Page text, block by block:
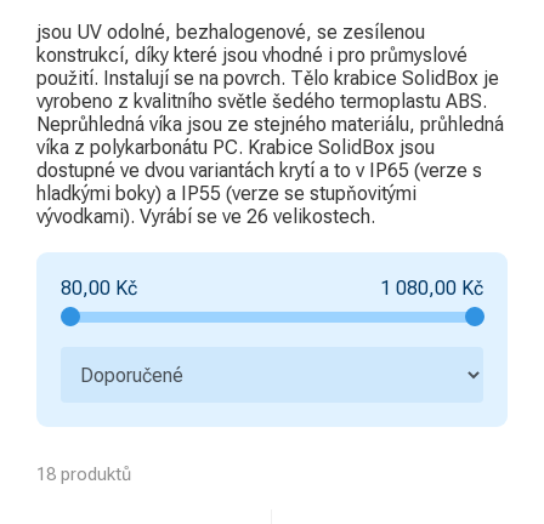
jsou UV odolné, bezhalogenové, se zesílenou
konstrukcí, díky které jsou vhodné i pro průmyslové
použití. Instalují se na povrch. Tělo krabice SolidBox je
vyrobeno z kvalitního světle šedého termoplastu ABS.
Neprůhledná víka jsou ze stejného materiálu, průhledná
víka z polykarbonátu PC. Krabice SolidBox jsou
dostupné ve dvou variantách krytí a to v IP65 (verze s
hladkými boky) a IP55 (verze se stupňovitými
vývodkami). Vyrábí se ve 26 velikostech.
80,00 Kč 1 080,00 Kč
18 produktů
Ovládací a signalizační
přístroje
1
Bezpečnost a ochranné
pomůcky
5
Hromosvody a uzemnění
Bezdrátové ovládání
2
7
Kabelové příslušenství
5
Úložný materiál